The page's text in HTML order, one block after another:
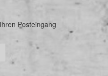
Posteingang